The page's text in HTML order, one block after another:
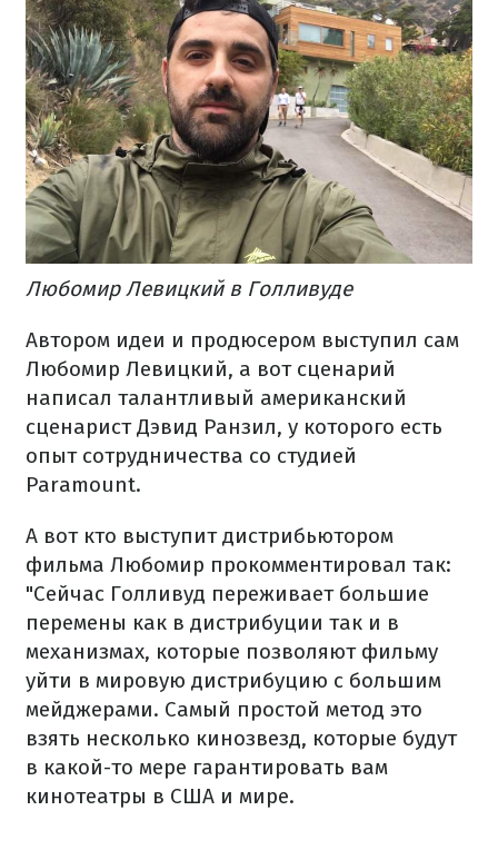
Любомир Левицкий в Голливуде
Автором идеи и продюсером выступил сам
Любомир Левицкий, а вот сценарий
написал талантливый американский
сценарист Дэвид Ранзил, у которого есть
опыт сотрудничества со студией
Paramount.
А вот кто выступит дистрибьютором
фильма Любомир прокомментировал так:
"Сейчас Голливуд переживает большие
перемены как в дистрибуции так и в
механизмах, которые позволяют фильму
уйти в мировую дистрибуцию с большим
мейджерами. Самый простой метод это
взять несколько кинозвезд, которые будут
в какой-то мере гарантировать вам
кинотеатры в США и мире.